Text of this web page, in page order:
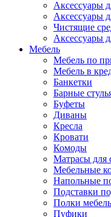
Аксессуары
Аксессуары
Чистящие
Аксессуары
Мебель
Мебель по
Мебель в
Банкетки
Барные
Буфеты
Диваны
Кресла
Кровати
Комоды
Матрасы для
Мебельные
Напольные
Подставки
Полки
Пуфики